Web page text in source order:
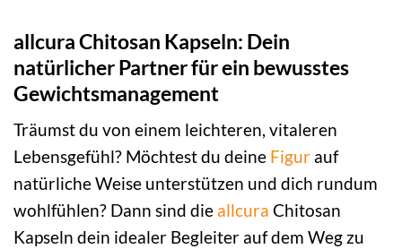
allcura Chitosan Kapseln: Dein
natürlicher Partner für ein bewusstes
Gewichtsmanagement
Träumst du von einem leichteren, vitaleren
Lebensgefühl? Möchtest du deine Figur auf
natürliche Weise unterstützen und dich rundum
wohlfühlen? Dann sind die allcura Chitosan
Kapseln dein idealer Begleiter auf dem Weg zu